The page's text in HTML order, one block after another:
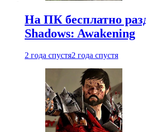
На ПК бесплатно
Shadows: Awakening
2 года спустя2 года спустя